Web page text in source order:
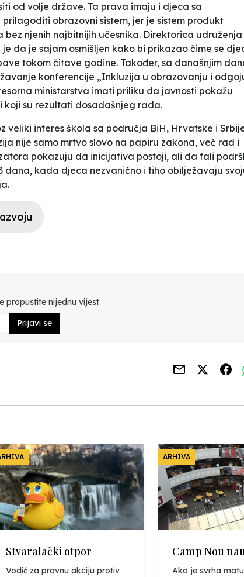
od volje države. Ta prava imaju i djeca sa
obrazovni sistem, jer je sistem produkt
njenih najbitnijih učesnika. Direktorica udruženja
da je sajam osmišljen kako bi prikazao čime se
tokom čitave godine. Također, sa današnjim
konferencije „Inkluzija u obrazovanju i
ministarstva imati priliku da javnosti pokažu
koji su rezultati dosadašnjeg rada.
veliki interes škola sa područja BiH, Hrvatske i
nije samo mrtvo slovo na papiru zakona, već rad i
pokazuju da inicijativa postoji, ali da fali
dana, kada djeca nezvanično i tiho obilježavaju
propustite nijednu vijest.
Prijavi se
Stvaralački otpor
Vodič za pravnu akciju protiv
ARHIVA
Camp Nou
Ako je svrha